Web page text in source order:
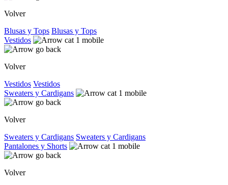
Volver
Blusas y Tops Blusas y Tops
Vestidos
Volver
Vestidos Vestidos
Sweaters y Cardigans
Volver
Sweaters y Cardigans Sweaters y Cardigans
Pantalones y Shorts
Volver